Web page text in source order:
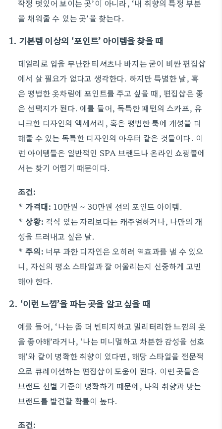
작정 멋있어 보이는 곳’이 아니라, ‘내 취향의 특정 부분
을 채워줄 수 있는 곳’을 찾는다.
1. 기본템 이상의 ‘포인트’ 아이템을 찾을 때
데일리로 입을 무난한 티셔츠나 바지는 굳이 비싼 편집샵
에서 살 필요가 없다고 생각한다. 하지만 특별한 날, 혹
은 평범한 옷차림에 포인트를 주고 싶을 때, 편집샵은 좋
은 선택지가 된다. 예를 들어, 독특한 패턴의 스카프, 유
니크한 디자인의 액세서리, 혹은 평범한 룩에 개성을 더
해줄 수 있는 독특한 디자인의 아우터 같은 것들이다. 이
런 아이템들은 일반적인 SPA 브랜드나 온라인 쇼핑몰에
서는 찾기 어렵기 때문이다.
조건:
* 가격대: 10만원 ~ 30만원 선의 포인트 아이템.
*상황: 격식 있는 자리보다는 캐주얼하거나, 나만의 개
성을 드러내고 싶은 날.
*주의: 너무 과한 디자인은 오히려 역효과를 낼 수 있으
니, 자신의 평소 스타일과 잘 어울리는지 신중하게 고민
해야 한다.
2. ‘이런 느낌’을 파는 곳을 알고 싶을 때
예를 들어, ‘나는 좀 더 빈티지하고 밀리터리한 느낌의 옷
을 좋아해’라거나, ‘나는 미니멀하고 차분한 감성을 선호
해’와 같이 명확한 취향이 있다면, 해당 스타일을 전문적
으로 큐레이션하는 편집샵이 도움이 된다. 이런 곳들은
브랜드 선별 기준이 명확하기 때문에, 나의 취향과 맞는
브랜드를 발견할 확률이 높다.
조건: